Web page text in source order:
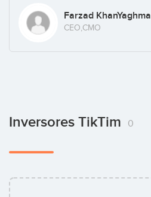
Farzad KhanYaghma
CEO,CMO
Inversores TikTim 0